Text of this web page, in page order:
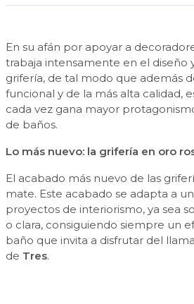
En su afán por apoyar a
trabaja intensamente en el diseño
grifería, de tal modo que además
funcional y de la más alta calidad,
cada vez gana mayor
de baños.
Lo más nuevo: la grifería en oro
El acabado más nuevo de las
mate. Este acabado se adapta a
proyectos de interiorismo, ya sea
o clara, consiguiendo siempre un
baño que invita a disfrutar del
de Tres.